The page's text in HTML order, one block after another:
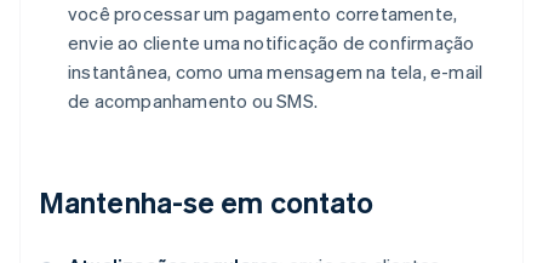
você processar um pagamento corretamente,
envie ao cliente uma notificação de confirmação
instantânea, como uma mensagem na tela, e-mail
de acompanhamento ou SMS.
Mantenha-se em contato